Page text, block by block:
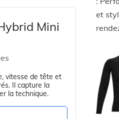
Mini
vitesse de tête et
Il capture la
la technique.